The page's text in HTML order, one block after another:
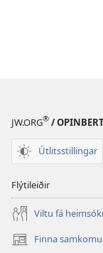
JW.ORG® /
Útlitsstillingar
Flýtileiðir
Viltu fá
Finna samkomu
(opnast